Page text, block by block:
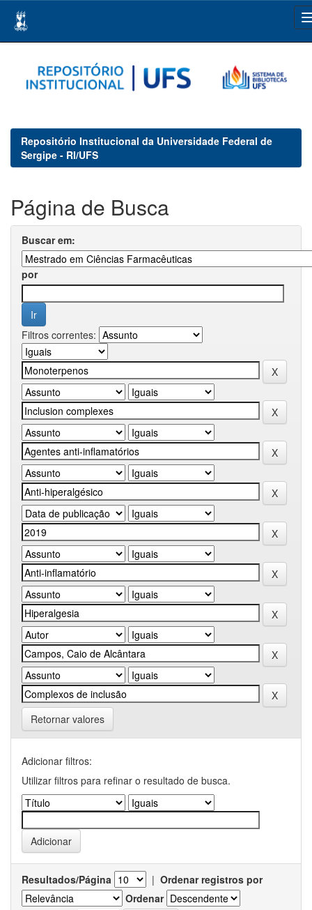
navigation
Repositório Institucional da Universidade Federal de
Sergipe - RI/UFS
Página de Busca
Buscar em:
por
Filtros correntes:
Retornar valores
Adicionar filtros:
Utilizar filtros para refinar o resultado de busca.
Resultados/Página | Ordenar registros por
Ordenar